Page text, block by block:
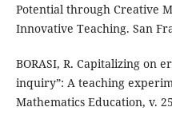
Potential through Creative
Innovative Teaching. San
BORASI, R. Capitalizing on
inquiry”: A teaching
Mathematics Education, v.